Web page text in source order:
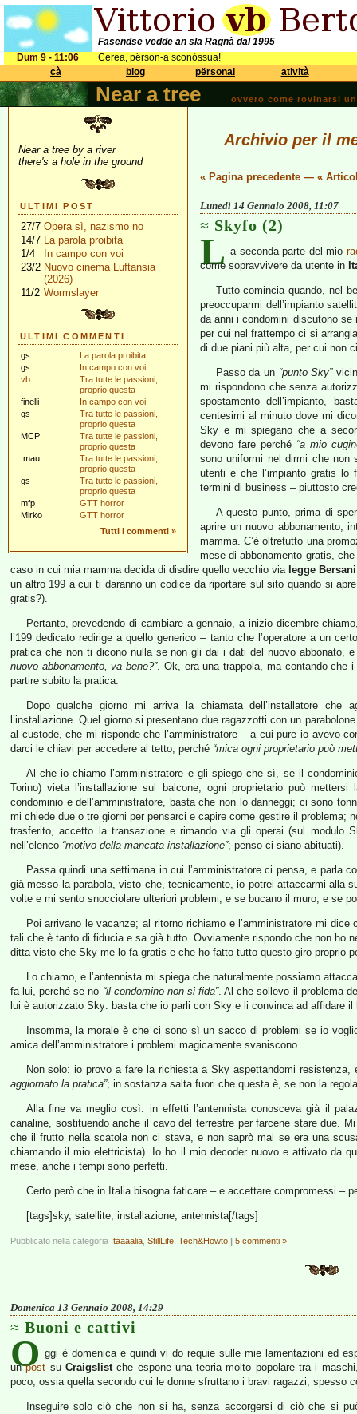
Fasendse vëdde an sla Ragnà dal 1995
Dum 9 - 11:06
Cerea, përson-a sconòssua!
cà
blog përsonal atività
Near a tree ovvero come rovinarsi
Near a tree by a river
there's a hole in the ground
ULTIMI POST
27/7 Opera sì, nazismo no
14/7 La parola proibita
1/4
In campo con voi
23/2 Nuovo cinema Luftansia
(2026)
11/2 Wormslayer
ULTIMI COMMENTI
gs
La parola proibita
gs
In campo con voi
vb
Tra tutte le passioni,
proprio questa
finelli
In campo con voi
gs
Tra tutte le passioni,
proprio questa
MCP
Tra tutte le passioni,
proprio questa
.mau.
Tra tutte le passioni,
proprio questa
gs
Tra tutte le passioni,
proprio questa
mfp
GTT horror
Mirko
GTT horror
Tutti i commenti »
Archivio per il
« Pagina precedente — «
Lunedì 14 Gennaio 2008, 11:07
Skyfo (2)
L a seconda parte del mio
come sopravvivere da utente in
Tutto comincia quando, nel
preoccuparmi dell’impianto
da anni i condomini discutono se
per cui nel frattempo ci si
di due piani più alta, per cui non
Passo da un “punto Sky”
mi rispondono che senza
spostamento dell’impianto,
centesimi al minuto dove mi
Sky e mi spiegano che a
devono fare perché “a mio
sono uniformi nel dirmi che non
utenti e che l’impianto gratis
termini di business – piuttosto
A questo punto, prima di
aprire un nuovo abbonamento,
mamma. C’è oltretutto una
mese di abbonamento gratis,
caso in cui mia mamma decida di disdire quello vecchio via legge Bersani
un altro 199 a cui ti daranno un codice da riportare sul sito quando si
gratis?).
Pertanto, prevedendo di cambiare a gennaio, a inizio dicembre
l’199 dedicato redirige a quello generico – tanto che l’operatore a un
pratica che non ti dicono nulla se non gli dai i dati del nuovo abbonato,
nuovo abbonamento, va bene?”. Ok, era una trappola, ma contando che
partire subito la pratica.
Dopo qualche giorno mi arriva la chiamata dell’installatore che
l’installazione. Quel giorno si presentano due ragazzotti con un
al custode, che mi risponde che l’amministratore – a cui pure io avevo
darci le chiavi per accedere al tetto, perché “mica ogni proprietario può
Al che io chiamo l’amministratore e gli spiego che sì, se il
Torino) vieta l’installazione sul balcone, ogni proprietario può
condominio e dell’amministratore, basta che non lo danneggi; ci sono
mi chiede due o tre giorni per pensarci e capire come gestire il problema;
trasferito, accetto la transazione e rimando via gli operai (sul modulo
nell’elenco “motivo della mancata installazione”; penso ci siano abituati).
Passa quindi una settimana in cui l’amministratore ci pensa, e parla
già messo la parabola, visto che, tecnicamente, io potrei attaccarmi alla
volte e mi sento snocciolare ulteriori problemi, e se bucano il muro, e se
Poi arrivano le vacanze; al ritorno richiamo e l’amministratore mi
tali che è tanto di fiducia e sa già tutto. Ovviamente rispondo che non ho
ditta visto che Sky me lo fa gratis e che ho fatto tutto questo giro proprio
Lo chiamo, e l’antennista mi spiega che naturalmente possiamo
fa lui, perché se no “il condomino non si fida”. Al che sollevo il problema
lui è autorizzato Sky: basta che io parli con Sky e li convinca ad affidare il
Insomma, la morale è che ci sono sì un sacco di problemi se io
amica dell’amministratore i problemi magicamente svaniscono.
Non solo: io provo a fare la richiesta a Sky aspettandomi
aggiornato la pratica”; in sostanza salta fuori che questa è, se non la
Alla fine va meglio così: in effetti l’antennista conosceva già il
canaline, sostituendo anche il cavo del terrestre per farcene stare due.
che il frutto nella scatola non ci stava, e non saprò mai se era una
chiamando il mio elettricista). Io ho il mio decoder nuovo e attivato da
mese, anche i tempi sono perfetti.
Certo però che in Italia bisogna faticare – e accettare compromessi –
[tags]sky, satellite, installazione, antennista[/tags]
Pubblicato nella categoria Itaaaalia StillLife Tech&Howto | 5 commenti »
Domenica 13 Gennaio 2008, 14:29
Buoni e cattivi
O ggi è domenica e quindi vi do requie sulle mie lamentazioni ed
unpost su Craigslistche espone una teoria molto popolare tra i
poco; ossia quella secondo cui le donne sfruttano i bravi ragazzi, spesso
Inseguire solo ciò che non si ha, senza accorgersi di ciò che si